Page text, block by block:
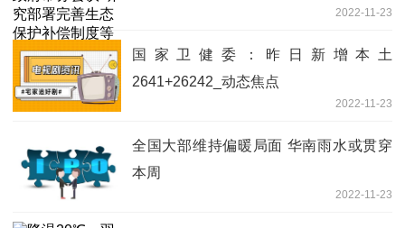
2022-11-23
国家卫健委：昨日新增本土
2641+26242_动态焦点
2022-11-23
全国大部维持偏暖局面 华南雨水或贯穿
本周
2022-11-23